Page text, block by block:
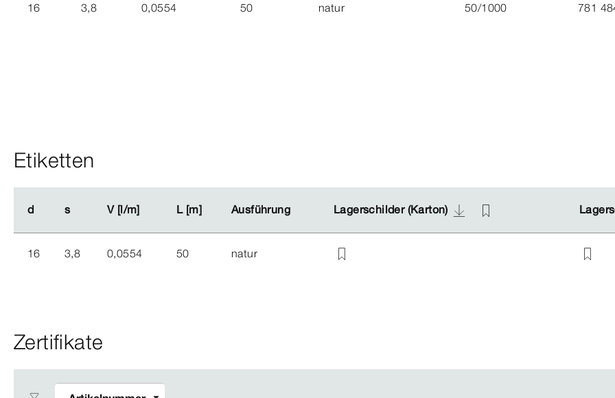
16 3,8 0,0554 50 natur 50/1000 781
Etiketten
d s V [l/m] L [m] Ausführung Lagerschilder (Karton)
d s V [l/m] L [m] Ausführung Lagerschilder (Karton)
16 3,8 0,0554 50 natur
Zertifikate